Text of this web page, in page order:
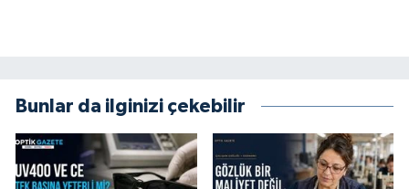
Bunlar da ilginizi çekebilir